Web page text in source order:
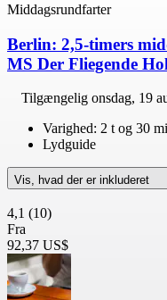
Middagsrundfarter
Berlin: 2,5-timers
MS Der Fliegende
Tilgængelig onsdag, 19
Varighed: 2 t og 30
Lydguide
Vis, hvad der er inkluderet
4,1 (10)
Fra
92,37 US$